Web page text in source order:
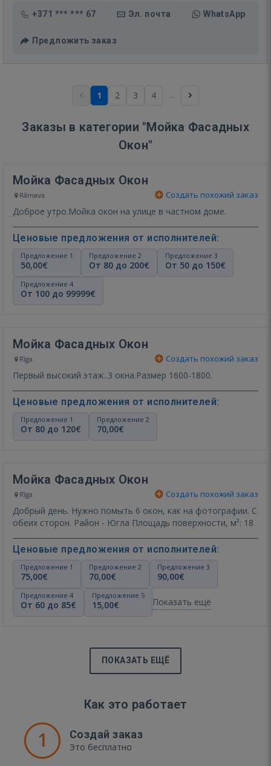
+371 *** *** 67 Эл. почта WhatsApp
Предложить заказ
1 2 3 4 ...
Заказы в категории "Мойка Фасадных
Окон"
Мойка Фасадных Окон
Rāmava Создать похожий заказ
Доброе утро.Мойка окон на улице в частном доме.
Ценовые предложения от исполнителей:
Предложение 1
50,00€
Предложение 2
От 80 до 200€
Предложение 3
От 50 до 150€
Предложение 4
От 100 до 99999€
Мойка Фасадных Окон
Rīga Создать похожий заказ
Первый высокий этаж..3 окна.Размер 1600-1800.
Ценовые предложения от исполнителей:
Предложение 1
От 80 до 120€
Предложение 2
70,00€
Мойка Фасадных Окон
Rīga Создать похожий заказ
Добрый день. Нужно помыть 6 окон, как на фотографии. С
обеих сторон. Район - Югла Площадь поверхности, м²: 18
Ценовые предложения от исполнителей:
Предложение 1
75,00€
Предложение 2
70,00€
Предложение 3
90,00€
Предложение 4
От 60 до 85€
Предложение 5
15,00€ Показать ещё
ПОКАЗАТЬ ЕЩЁ
Как это работает
1 Создай заказ
Это бесплатно